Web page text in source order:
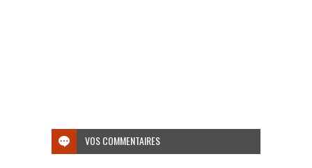
VOS COMMENTAIRES